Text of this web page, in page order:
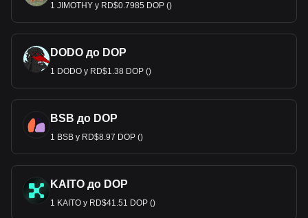
1 JIMOTHY у RD$0.7985 DOP ()
DODO до DOP
1 DODO у RD$1.38 DOP ()
BSB до DOP
1 BSB у RD$8.97 DOP ()
KAITO до DOP
1 KAITO у RD$41.51 DOP ()